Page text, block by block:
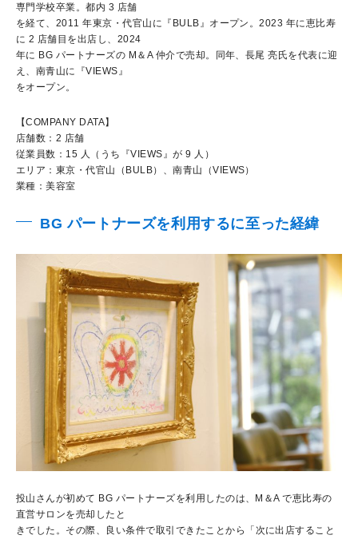
専門学校卒業。都内 3 店舗
を経て、2011 年東京・代官山に『BULB』オープン。2023 年に恵比寿
に 2 店舗目を出店し、2024
年に BG パートナーズの M＆A 仲介で売却。同年、長尾 亮氏を代表に迎
え、南青山に『VIEWS』
をオープン。
【COMPANY DATA】
店舗数：2 店舗
従業員数：15 人（うち『VIEWS』が 9 人）
エリア：東京・代官山（BULB）、南青山（VIEWS）
業種：美容室
BG パートナーズを利用するに至った経緯
投山さんが初めて BG パートナーズを利用したのは、M＆A で恵比寿の
直営サロンを売却したと
きでした。その際、良い条件で取引できたことから「次に出店すること